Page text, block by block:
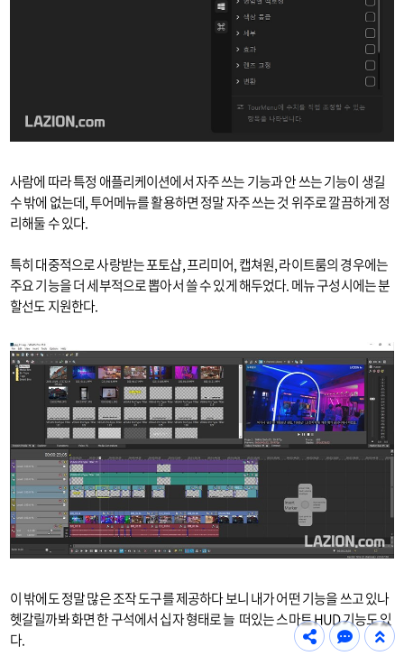
사람에 따라 특정 애플리케이션에서 자주 쓰는 기능과 안 쓰는 기능이 생길
수 밖에 없는데, 투어메뉴를 활용하면 정말 자주 쓰는 것 위주로 깔끔하게 정
리해둘 수 있다.
특히 대중적으로 사랑받는 포토샵, 프리미어, 캡쳐원, 라이트룸의 경우에는
주요 기능을 더 세부적으로 뽑아서 쓸 수 있게 해두었다. 메뉴 구성시에는 분
할선도 지원한다.
이 밖에도 정말 많은 조작 도구를 제공하다 보니 내가 어떤 기능을 쓰고 있나
헷갈릴까봐 화면 한 구석에서 십자 형태로 늘 떠있는 스마트 HUD 기능도 있
다.